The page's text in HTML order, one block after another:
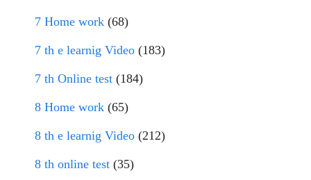
7 Home work (68)
7 th e learnig Video (183)
7 th Online test (184)
8 Home work (65)
8 th e learnig Video (212)
8 th online test (35)